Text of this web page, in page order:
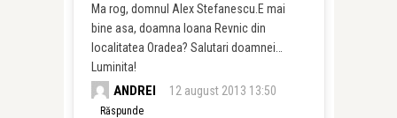
Ma rog, domnul Alex Stefanescu.E mai
bine asa, doamna Ioana Revnic din
localitatea Oradea? Salutari doamnei…
Luminita!
ANDREI 12 august 2013 13:50
Răspunde